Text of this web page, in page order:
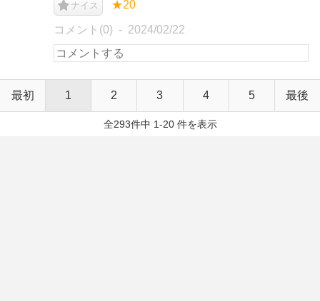
ナイス ★20
コメント(0) 2024/02/22
最初 1 2 3 4 5 最後
全293件中 1-20 件を表示